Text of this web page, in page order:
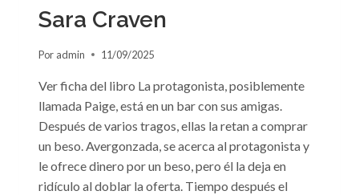
Sara Craven
Por admin 11/09/2025
Ver ficha del libro La protagonista, posiblemente
llamada Paige, está en un bar con sus amigas.
Después de varios tragos, ellas la retan a comprar
un beso. Avergonzada, se acerca al protagonista y
le ofrece dinero por un beso, pero él la deja en
ridículo al doblar la oferta. Tiempo después el